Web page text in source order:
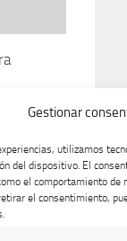
Gestionar
utilizamos
del dispositivo. El
el comportamiento de
el consentimiento,